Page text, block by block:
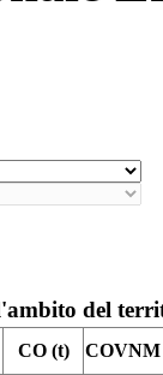
del
CO (t)
COVNM